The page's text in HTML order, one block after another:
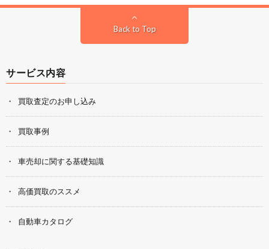
Back to Top
サービス内容
買取査定のお申し込み
買取事例
車売却に関する基礎知識
高価買取のススメ
自動車カタログ